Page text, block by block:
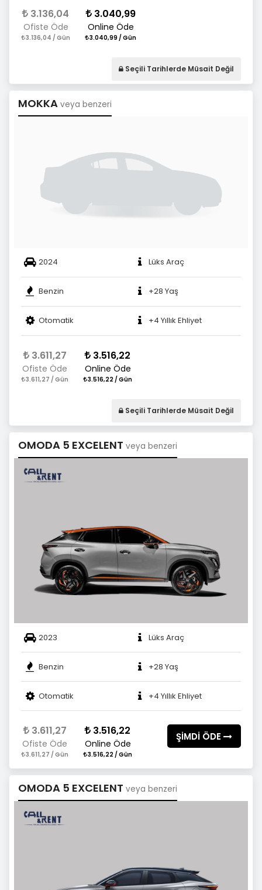
3.136,04
Ofiste Öde
3.136,04 / Gün
3.040,99
Online Öde
3.040,99 / Gün
Seçili Tarihlerde Müsait Değil
MOKKA veya benzeri
2024 Lüks Araç
Benzin +28 Yaş
Otomatik +4 Yıllık Ehliyet
3.611,27
Ofiste Öde
3.611,27 / Gün
3.516,22
Online Öde
3.516,22 / Gün
Seçili Tarihlerde Müsait Değil
OMODA 5 EXCELENT veya benzeri
2023 Lüks Araç
Benzin +28 Yaş
Otomatik +4 Yıllık Ehliyet
3.611,27
Ofiste Öde
3.611,27 / Gün
3.516,22
Online Öde
3.516,22 / Gün
ŞİMDİ ÖDE
OMODA 5 EXCELENT veya benzeri